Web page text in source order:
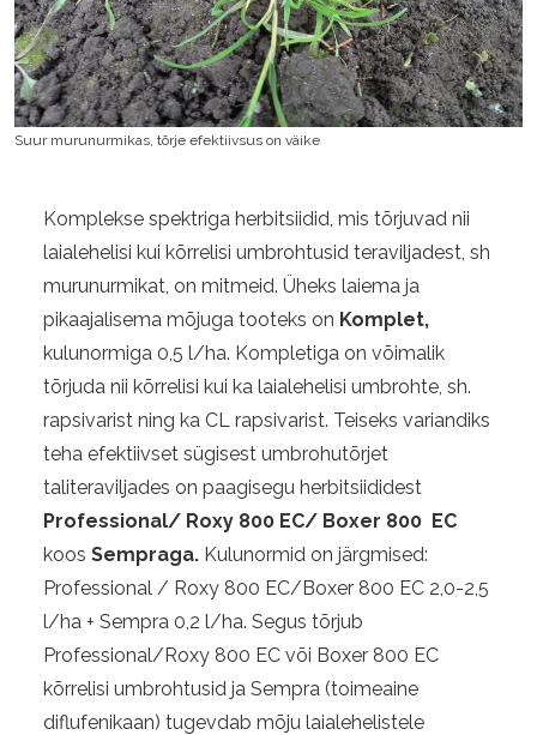
Suur murunurmikas, tõrje efektiivsus on väike
Komplekse spektriga herbitsiidid, mis tõrjuvad nii
laialehelisi kui kõrrelisi umbrohtusid teraviljadest, sh
murunurmikat, on mitmeid. Üheks laiema ja
pikaajalisema mõjuga tooteks on Komplet,
kulunormiga 0,5 l/ha. Kompletiga on võimalik
tõrjuda nii kõrrelisi kui ka laialehelisi umbrohte, sh.
rapsivarist ning ka CL rapsivarist. Teiseks variandiks
teha efektiivset sügisest umbrohutõrjet
taliteraviljades on paagisegu herbitsiididest
Professional/ Roxy 800 EC/ Boxer 800 EC
koos Sempraga. Kulunormid on järgmised:
Professional / Roxy 800 EC/Boxer 800 EC 2,0-2,5
l/ha + Sempra 0,2 l/ha. Segus tõrjub
Professional/Roxy 800 EC või Boxer 800 EC
kõrrelisi umbrohtusid ja Sempra (toimeaine
diflufenikaan) tugevdab mõju laialehelistele